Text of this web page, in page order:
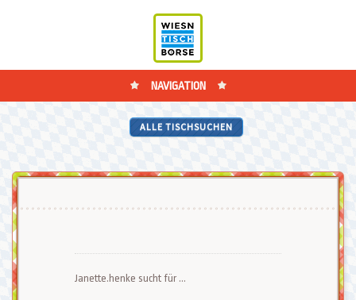
NAVIGATION
ALLE TISCHSUCHEN
Janette.henke sucht für ...